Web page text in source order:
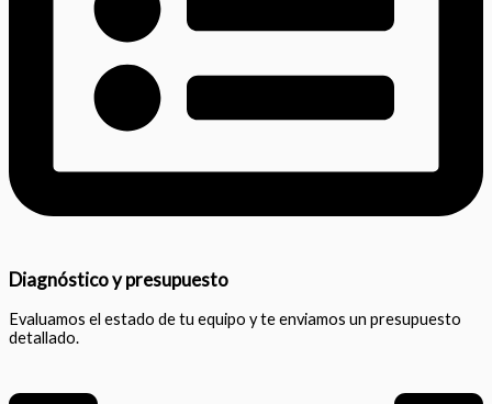
Diagnóstico y presupuesto
Evaluamos el estado de tu equipo y te enviamos un presupuesto
detallado.